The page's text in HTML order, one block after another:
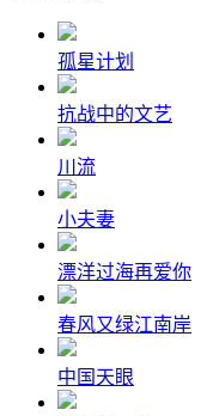
孤星计划
抗战中的文艺
川流
小夫妻
漂洋过海再爱你
春风又绿江南岸
中国天眼